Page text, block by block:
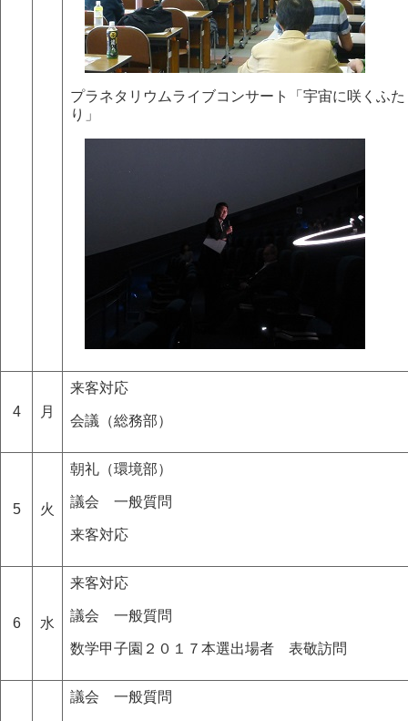
プラネタリウムライブコンサート「宇宙に咲くふた
り」
4 月
来客対応
会議（総務部）
5 火
朝礼（環境部）
議会 一般質問
来客対応
6 水
来客対応
議会 一般質問
数学甲子園２０１７本選出場者 表敬訪問
議会 一般質問